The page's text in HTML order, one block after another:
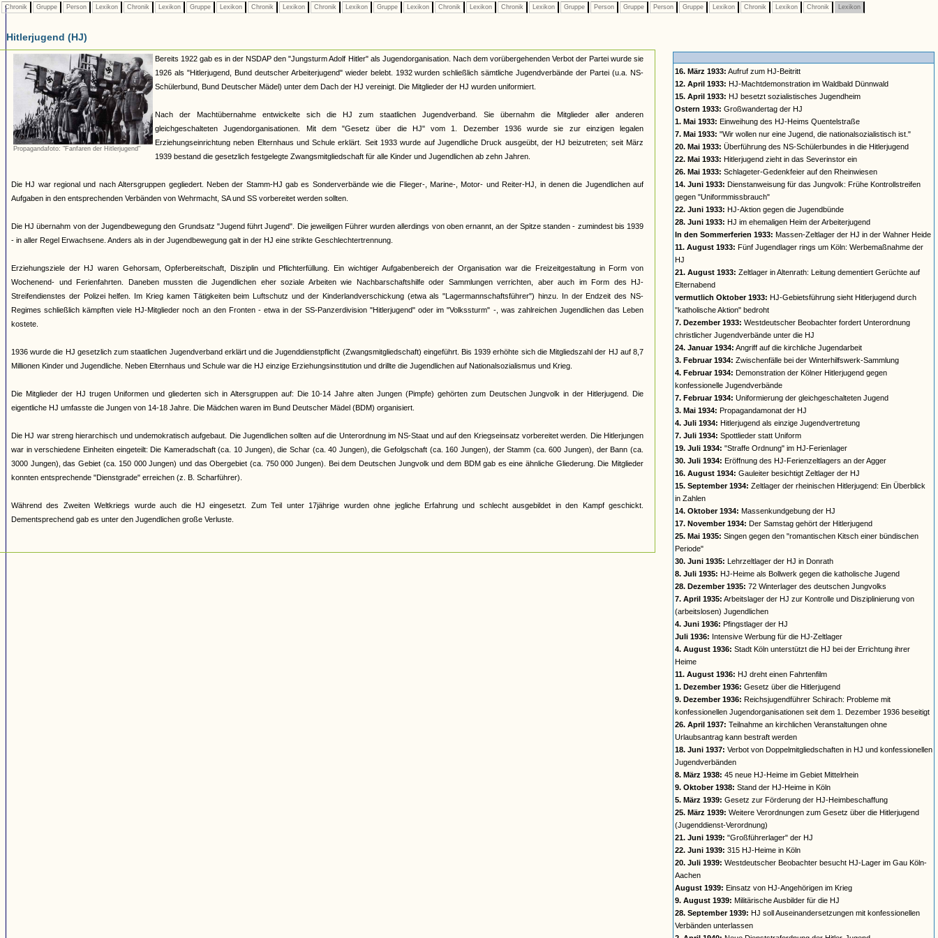
Chronik Gruppe Person Lexikon Chronik Lexikon Gruppe Lexikon Chronik Lexikon Chronik Lexikon Gruppe Lexikon Chronik Lexikon Chronik Lexikon Gruppe Person Gruppe Person Gruppe Lexikon Chronik Lexikon Chronik Lexikon
Hitlerjugend (HJ)
Propagandafoto: "Fanfaren der Hitlerjugend"
Bereits 1922 gab es in der NSDAP den "Jungsturm Adolf Hitler" als Jugendorganisation. Nach dem vorübergehenden Verbot der Partei wurde sie
1926 als "Hitlerjugend, Bund deutscher Arbeiterjugend" wieder belebt. 1932 wurden schließlich sämtliche Jugendverbände der Partei (u.a. NS-
Schülerbund, Bund Deutscher Mädel) unter dem Dach der HJ vereinigt. Die Mitglieder der HJ wurden uniformiert.
Nach der Machtübernahme entwickelte sich die HJ zum staatlichen Jugendverband. Sie übernahm die Mitglieder aller anderen
gleichgeschalteten Jugendorganisationen. Mit dem "Gesetz über die HJ" vom 1. Dezember 1936 wurde sie zur einzigen legalen
Erziehungseinrichtung neben Elternhaus und Schule erklärt. Seit 1933 wurde auf Jugendliche Druck ausgeübt, der HJ beizutreten; seit März
1939 bestand die gesetzlich festgelegte Zwangsmitgliedschaft für alle Kinder und Jugendlichen ab zehn Jahren.
Die HJ war regional und nach Altersgruppen gegliedert. Neben der Stamm-HJ gab es Sonderverbände wie die Flieger-, Marine-, Motor- und Reiter-HJ, in denen die Jugendlichen auf
Aufgaben in den entsprechenden Verbänden von Wehrmacht, SA und SS vorbereitet werden sollten.
Die HJ übernahm von der Jugendbewegung den Grundsatz "Jugend führt Jugend". Die jeweiligen Führer wurden allerdings von oben ernannt, an der Spitze standen - zumindest bis 1939
- in aller Regel Erwachsene. Anders als in der Jugendbewegung galt in der HJ eine strikte Geschlechtertrennung.
Erziehungsziele der HJ waren Gehorsam, Opferbereitschaft, Disziplin und Pflichterfüllung. Ein wichtiger Aufgabenbereich der Organisation war die Freizeitgestaltung in Form von
Wochenend- und Ferienfahrten. Daneben mussten die Jugendlichen eher soziale Arbeiten wie Nachbarschaftshilfe oder Sammlungen verrichten, aber auch im Form des HJ-
Streifendienstes der Polizei helfen. Im Krieg kamen Tätigkeiten beim Luftschutz und der Kinderlandverschickung (etwa als "Lagermannschaftsführer") hinzu. In der Endzeit des NS-
Regimes schließlich kämpften viele HJ-Mitglieder noch an den Fronten - etwa in der SS-Panzerdivision "Hitlerjugend" oder im "Volkssturm" -, was zahlreichen Jugendlichen das Leben
kostete.
1936 wurde die HJ gesetzlich zum staatlichen Jugendverband erklärt und die Jugenddienstpflicht (Zwangsmitgliedschaft) eingeführt. Bis 1939 erhöhte sich die Mitgliedszahl der HJ auf 8,7
Millionen Kinder und Jugendliche. Neben Elternhaus und Schule war die HJ einzige Erziehungsinstitution und drillte die Jugendlichen auf Nationalsozialismus und Krieg.
Die Mitglieder der HJ trugen Uniformen und gliederten sich in Altersgruppen auf: Die 10-14 Jahre alten Jungen (Pimpfe) gehörten zum Deutschen Jungvolk in der Hitlerjugend. Die
eigentliche HJ umfasste die Jungen von 14-18 Jahre. Die Mädchen waren im Bund Deutscher Mädel (BDM) organisiert.
Die HJ war streng hierarchisch und undemokratisch aufgebaut. Die Jugendlichen sollten auf die Unterordnung im NS-Staat und auf den Kriegseinsatz vorbereitet werden. Die Hitlerjungen
war in verschiedene Einheiten eingeteilt: Die Kameradschaft (ca. 10 Jungen), die Schar (ca. 40 Jungen), die Gefolgschaft (ca. 160 Jungen), der Stamm (ca. 600 Jungen), der Bann (ca.
3000 Jungen), das Gebiet (ca. 150 000 Jungen) und das Obergebiet (ca. 750 000 Jungen). Bei dem Deutschen Jungvolk und dem BDM gab es eine ähnliche Gliederung. Die Mitglieder
konnten entsprechende "Dienstgrade" erreichen (z. B. Scharführer).
Während des Zweiten Weltkriegs wurde auch die HJ eingesetzt. Zum Teil unter 17jährige wurden ohne jegliche Erfahrung und schlecht ausgebildet in den Kampf geschickt.
Dementsprechend gab es unter den Jugendlichen große Verluste.
16. März 1933: Aufruf zum HJ-Beitritt
12. April 1933: HJ-Machtdemonstration im Waldbald Dünnwald
15. April 1933: HJ besetzt sozialistisches Jugendheim
Ostern 1933: Großwandertag der HJ
1. Mai 1933: Einweihung des HJ-Heims Quentelstraße
7. Mai 1933: "Wir wollen nur eine Jugend, die nationalsozialistisch ist."
20. Mai 1933: Überführung des NS-Schülerbundes in die Hitlerjugend
22. Mai 1933: Hitlerjugend zieht in das Severinstor ein
26. Mai 1933: Schlageter-Gedenkfeier auf den Rheinwiesen
14. Juni 1933: Dienstanweisung für das Jungvolk: Frühe Kontrollstreifen
gegen "Uniformmissbrauch"
22. Juni 1933: HJ-Aktion gegen die Jugendbünde
28. Juni 1933: HJ im ehemaligen Heim der Arbeiterjugend
In den Sommerferien 1933: Massen-Zeltlager der HJ in der Wahner Heide
11. August 1933: Fünf Jugendlager rings um Köln: Werbemaßnahme der
HJ
21. August 1933: Zeltlager in Altenrath: Leitung dementiert Gerüchte auf
Elternabend
vermutlich Oktober 1933: HJ-Gebietsführung sieht Hitlerjugend durch
"katholische Aktion" bedroht
7. Dezember 1933: Westdeutscher Beobachter fordert Unterordnung
christlicher Jugendverbände unter die HJ
24. Januar 1934: Angriff auf die kirchliche Jugendarbeit
3. Februar 1934: Zwischenfälle bei der Winterhilfswerk-Sammlung
4. Februar 1934: Demonstration der Kölner Hitlerjugend gegen
konfessionelle Jugendverbände
7. Februar 1934: Uniformierung der gleichgeschalteten Jugend
3. Mai 1934: Propagandamonat der HJ
4. Juli 1934: Hitlerjugend als einzige Jugendvertretung
7. Juli 1934: Spottlieder statt Uniform
19. Juli 1934: "Straffe Ordnung" im HJ-Ferienlager
30. Juli 1934: Eröffnung des HJ-Ferienzeltlagers an der Agger
16. August 1934: Gauleiter besichtigt Zeltlager der HJ
15. September 1934: Zeltlager der rheinischen Hitlerjugend: Ein Überblick
in Zahlen
14. Oktober 1934: Massenkundgebung der HJ
17. November 1934: Der Samstag gehört der Hitlerjugend
25. Mai 1935: Singen gegen den "romantischen Kitsch einer bündischen
Periode"
30. Juni 1935: Lehrzeltlager der HJ in Donrath
8. Juli 1935: HJ-Heime als Bollwerk gegen die katholische Jugend
28. Dezember 1935: 72 Winterlager des deutschen Jungvolks
7. April 1935: Arbeitslager der HJ zur Kontrolle und Disziplinierung von
(arbeitslosen) Jugendlichen
4. Juni 1936: Pfingstlager der HJ
Juli 1936: Intensive Werbung für die HJ-Zeltlager
4. August 1936: Stadt Köln unterstützt die HJ bei der Errichtung ihrer
Heime
11. August 1936: HJ dreht einen Fahrtenfilm
1. Dezember 1936: Gesetz über die Hitlerjugend
9. Dezember 1936: Reichsjugendführer Schirach: Probleme mit
konfessionellen Jugendorganisationen seit dem 1. Dezember 1936 beseitigt
26. April 1937: Teilnahme an kirchlichen Veranstaltungen ohne
Urlaubsantrag kann bestraft werden
18. Juni 1937: Verbot von Doppelmitgliedschaften in HJ und konfessionellen
Jugendverbänden
8. März 1938: 45 neue HJ-Heime im Gebiet Mittelrhein
9. Oktober 1938: Stand der HJ-Heime in Köln
5. März 1939: Gesetz zur Förderung der HJ-Heimbeschaffung
25. März 1939: Weitere Verordnungen zum Gesetz über die Hitlerjugend
(Jugenddienst-Verordnung)
21. Juni 1939: "Großführerlager" der HJ
22. Juni 1939: 315 HJ-Heime in Köln
20. Juli 1939: Westdeutscher Beobachter besucht HJ-Lager im Gau Köln-
Aachen
August 1939: Einsatz von HJ-Angehörigen im Krieg
9. August 1939: Militärische Ausbilder für die HJ
28. September 1939: HJ soll Auseinandersetzungen mit konfessionellen
Verbänden unterlassen